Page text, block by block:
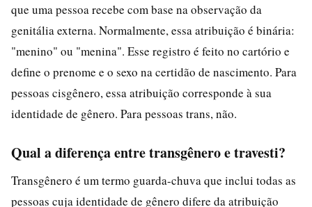
que uma pessoa recebe com base na observação da
genitália externa. Normalmente, essa atribuição é binária:
"menino" ou "menina". Esse registro é feito no cartório e
define o prenome e o sexo na certidão de nascimento. Para
pessoas cisgênero, essa atribuição corresponde à sua
identidade de gênero. Para pessoas trans, não.
Qual a diferença entre transgênero e travesti?
Transgênero é um termo guarda-chuva que inclui todas as
pessoas cuja identidade de gênero difere da atribuição